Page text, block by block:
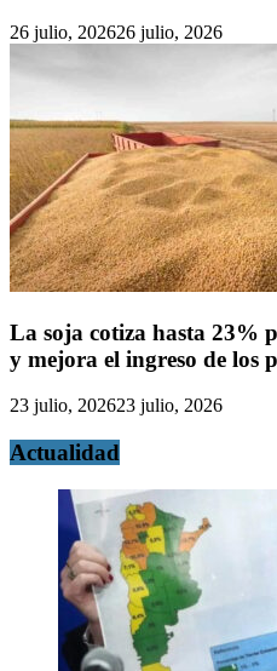
26 julio, 202626 julio, 2026
La soja cotiza hasta 23%
y mejora el ingreso de los
23 julio, 202623 julio, 2026
Actualidad